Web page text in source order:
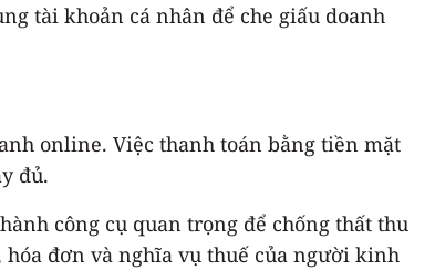
tài khoản cá nhân để che giấu doanh
online. Việc thanh toán bằng tiền mặt
đủ.
công cụ quan trọng để chống thất thu
đơn và nghĩa vụ thuế của người kinh